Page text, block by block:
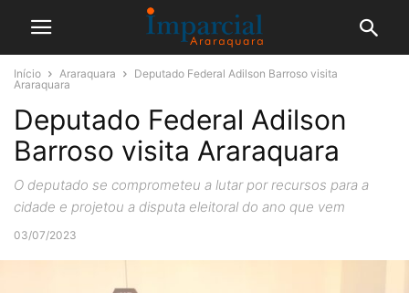
Início Araraquara
Deputado Federal Adilson Barroso visita
Araraquara
Deputado Federal Adilson
Barroso visita Araraquara
O deputado se comprometeu a lutar por recursos para a
cidade e projetou a disputa eleitoral do ano que vem
03/07/2023